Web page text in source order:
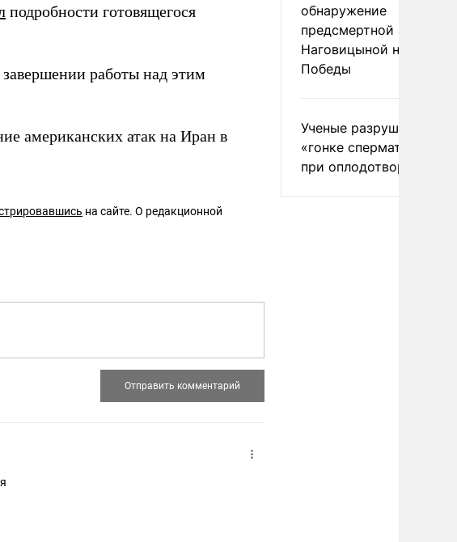
подробности готовящегося
работы над этим
американских атак на Иран в
на сайте. О редакционной
обнаружение
предсмертной записки
Наговицыной на пике
Победы
Ученые разрушили миф
«гонке
при оплодотворении